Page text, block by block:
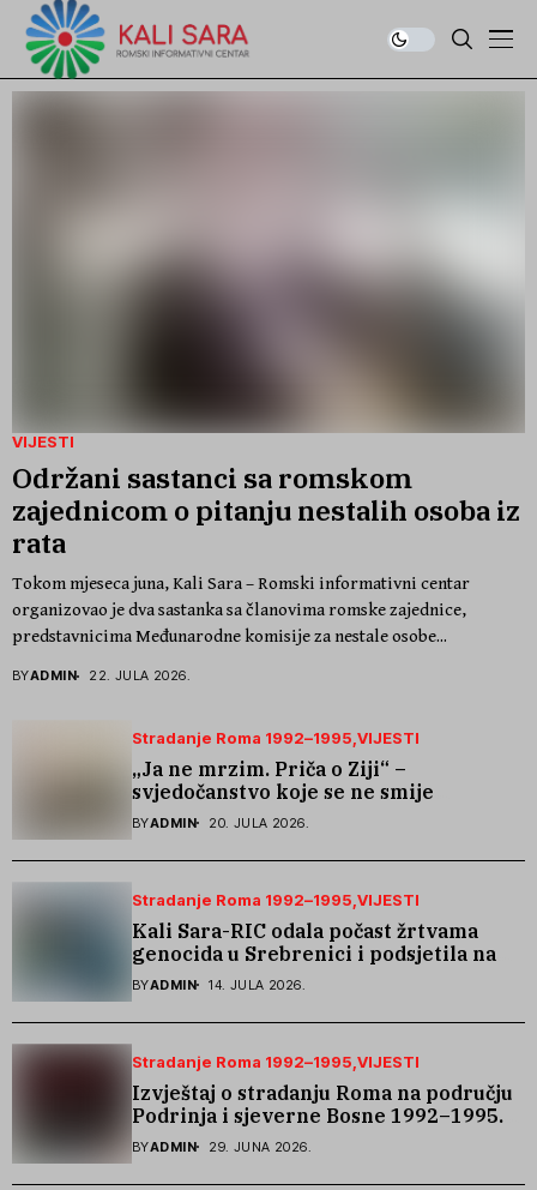
VIJESTI
Održani sastanci sa romskom
zajednicom o pitanju nestalih osoba iz
rata
Tokom mjeseca juna, Kali Sara – Romski informativni centar
organizovao je dva sastanka sa članovima romske zajednice,
predstavnicima Međunarodne komisije za nestale osobe...
BYADMIN 22. JULA 2026.
Stradanje Roma 1992–1995 VIJESTI
„Ja ne mrzim. Priča o Ziji“ –
svjedočanstvo koje se ne smije
zaboraviti
BYADMIN 20. JULA 2026.
Stradanje Roma 1992–1995 VIJESTI
Kali Sara-RIC odala počast žrtvama
genocida u Srebrenici i podsjetila na
stradanje Roma iz Skočića
BYADMIN 14. JULA 2026.
Stradanje Roma 1992–1995 VIJESTI
Izvještaj o stradanju Roma na području
Podrinja i sjeverne Bosne 1992–1995.
godine
BYADMIN 29. JUNA 2026.